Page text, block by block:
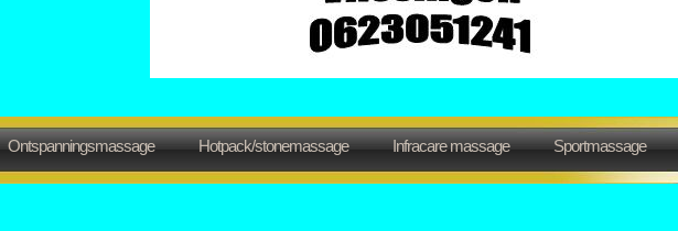
Ontspanningsmassage Hotpack/stonemassage Infracare massage Sportmassage